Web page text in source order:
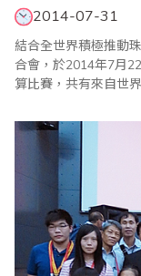
2014-07-31
結合全世界積極推動
合會，於2014年7月
算比賽，共有來自世
長、台北市珠算心算
施美鈴理事長等出席
本次大會由於去年（